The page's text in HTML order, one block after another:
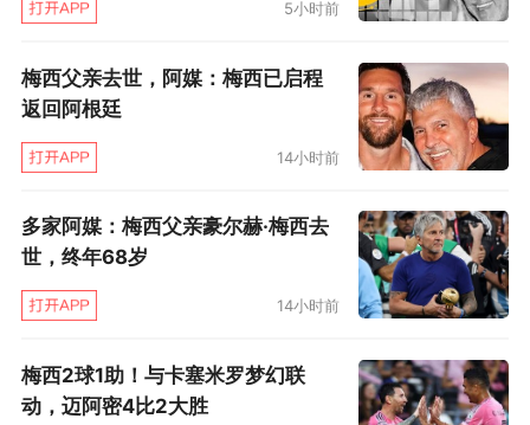
场比赛都以平局告终，也令人略感失望。不过，
暂时的平平战绩会影响到他的帅位。
目前，媒体并未挖到什么“内情”，只是透露，他
表明去意的。
至于小马哥暂时的接替者奥约斯，这位62岁的阿
教，称得上梅西的启蒙恩师之一，梅西曾在2010
5小时前
梅西父亲去世，阿媒：梅西已启程
返回阿根廷
14小时前
多家阿媒：梅西父亲豪尔赫·梅西去
世，终年68岁
14小时前
梅西2球1助！与卡塞米罗梦幻联
动，迈阿密4比2大胜